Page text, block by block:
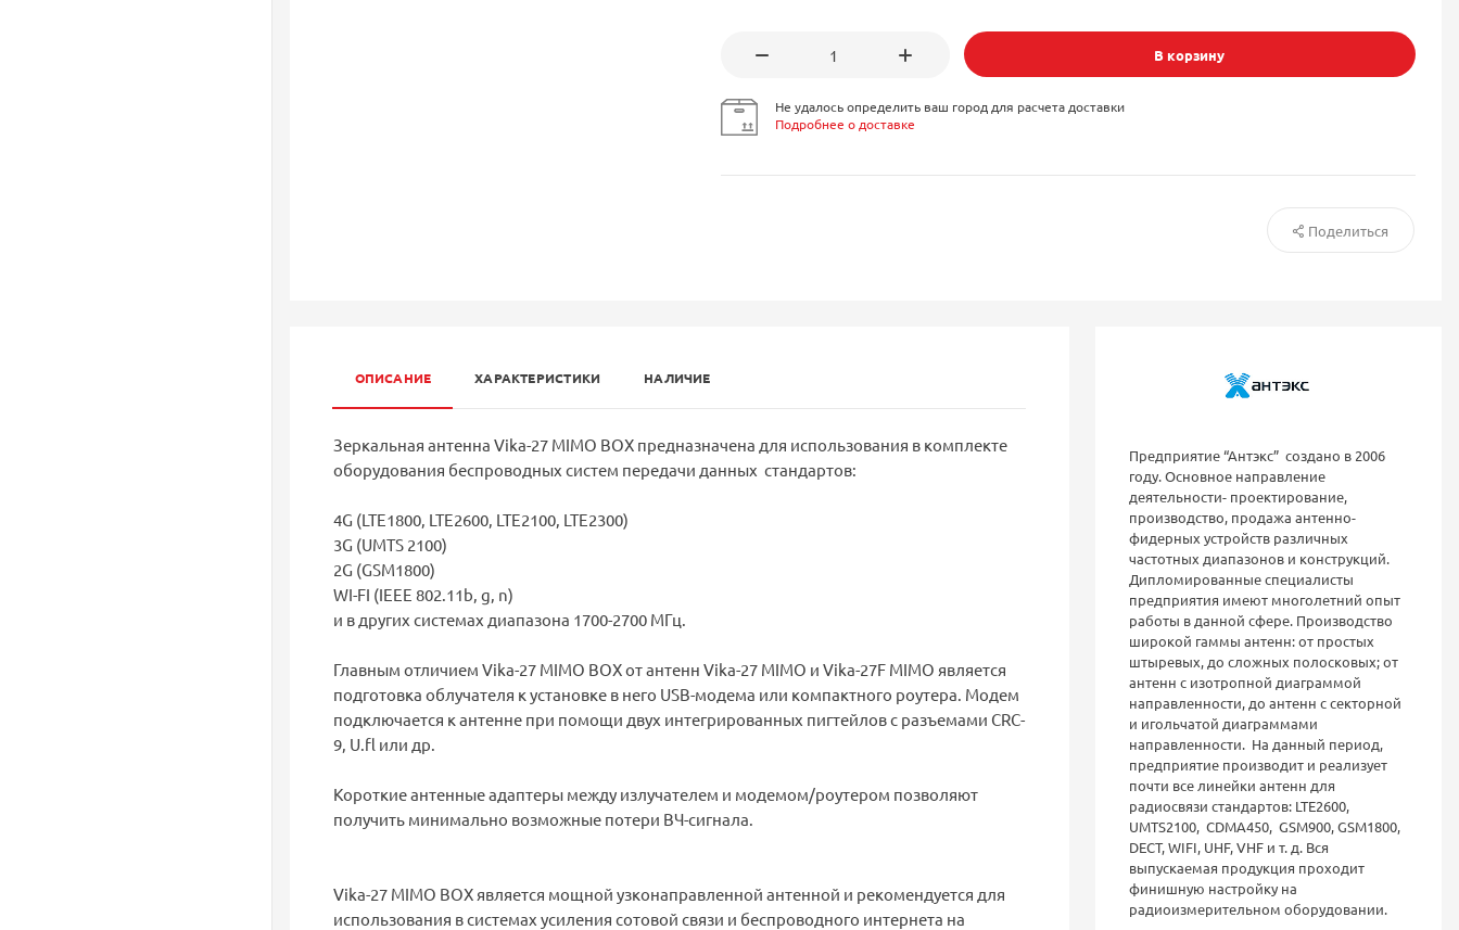
В корзину
Не удалось определить ваш город для расчета доставки
Подробнее о доставке
Поделиться
ОПИСАНИЕ ХАРАКТЕРИСТИКИ НАЛИЧИЕ
Зеркальная антенна Vika-27 MIMO BOX предназначена для использования в комплекте
оборудования беспроводных систем передачи данных стандартов:
4G (LTE1800, LTE2600, LTE2100, LTE2300)
3G (UMTS 2100)
2G (GSM1800)
WI-FI (IEEE 802.11b, g, n)
и в других системах диапазона 1700-2700 МГц.
Главным отличием Vika-27 MIMO BOX от антенн Vika-27 MIMO и Vika-27F MIMO является
подготовка облучателя к установке в него USB-модема или компактного роутера. Модем
подключается к антенне при помощи двух интегрированных пигтейлов с разъемами CRC-
9, U.fl или др.
Короткие антенные адаптеры между излучателем и модемом/роутером позволяют
получить минимально возможные потери ВЧ-сигнала.
Vika-27 MIMO BOX является мощной узконаправленной антенной и рекомендуется для
использования в системах усиления сотовой связи и беспроводного интернета на
Предприятие “Антэкс” создано в 2006
году. Основное направление
деятельности- проектирование,
производство, продажа антенно-
фидерных устройств различных
частотных диапазонов и конструкций.
Дипломированные специалисты
предприятия имеют многолетний опыт
работы в данной сфере. Производство
широкой гаммы антенн: от простых
штыревых, до сложных полосковых; от
антенн с изотропной диаграммой
направленности, до антенн с секторной
и игольчатой диаграммами
направленности. На данный период,
предприятие производит и реализует
почти все линейки антенн для
радиосвязи стандартов: LTE2600,
UMTS2100, CDMA450, GSM900, GSM1800,
DECT, WIFI, UHF, VHF и т. д. Вся
выпускаемая продукция проходит
финишную настройку на
радиоизмерительном оборудовании.